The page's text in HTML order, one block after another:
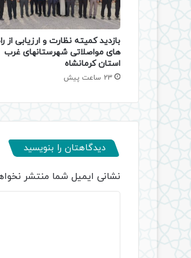
بازدید کمیته نظارت و ارزیابی از
های مواصلاتی شهرستانهای غرب
استان کرمانشاه
23 ساعت پیش
دیدگاهتان را بنویسید
نشانی ایمیل شما منتشر